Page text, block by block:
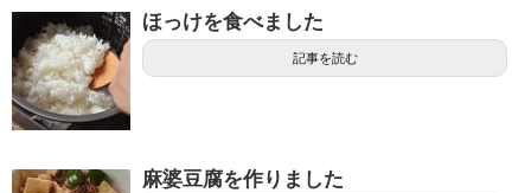
ほっけを食べました
記事を読む
麻婆豆腐を作りました